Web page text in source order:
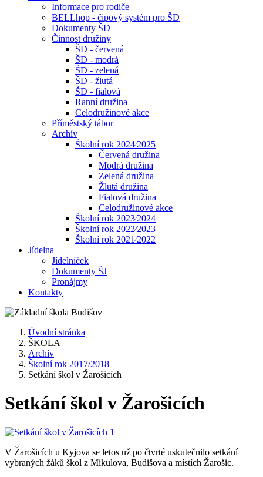
Informace pro rodiče
BELLhop - čipový systém pro ŠD
Dokumenty ŠD
Činnost družiny
ŠD - červená
ŠD - modrá
ŠD - zelená
ŠD - žlutá
ŠD - fialová
Ranní družina
Celodružinové akce
Příměstský tábor
Archív
Školní rok 2024⁄2025
Červená družina
Modrá družina
Zelená družina
Žlutá družina
Fialová družina
Celodružinové akce
Školní rok 2023⁄2024
Školní rok 2022⁄2023
Školní rok 2021⁄2022
Jídelna
Jídelníček
Dokumenty ŠJ
Pronájmy
Kontakty
Úvodní stránka
ŠKOLA
Archív
Školní rok 2017/2018
Setkání škol v Žarošicích
Setkání škol v Žarošicích
V Žarošicích u Kyjova se letos už po čtvrté uskutečnilo setkání
vybraných žáků škol z Mikulova, Budišova a místích Žarošic.